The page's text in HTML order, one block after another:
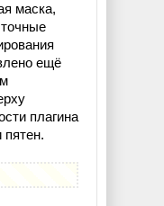
маска,
ещё
плагина
пятен.